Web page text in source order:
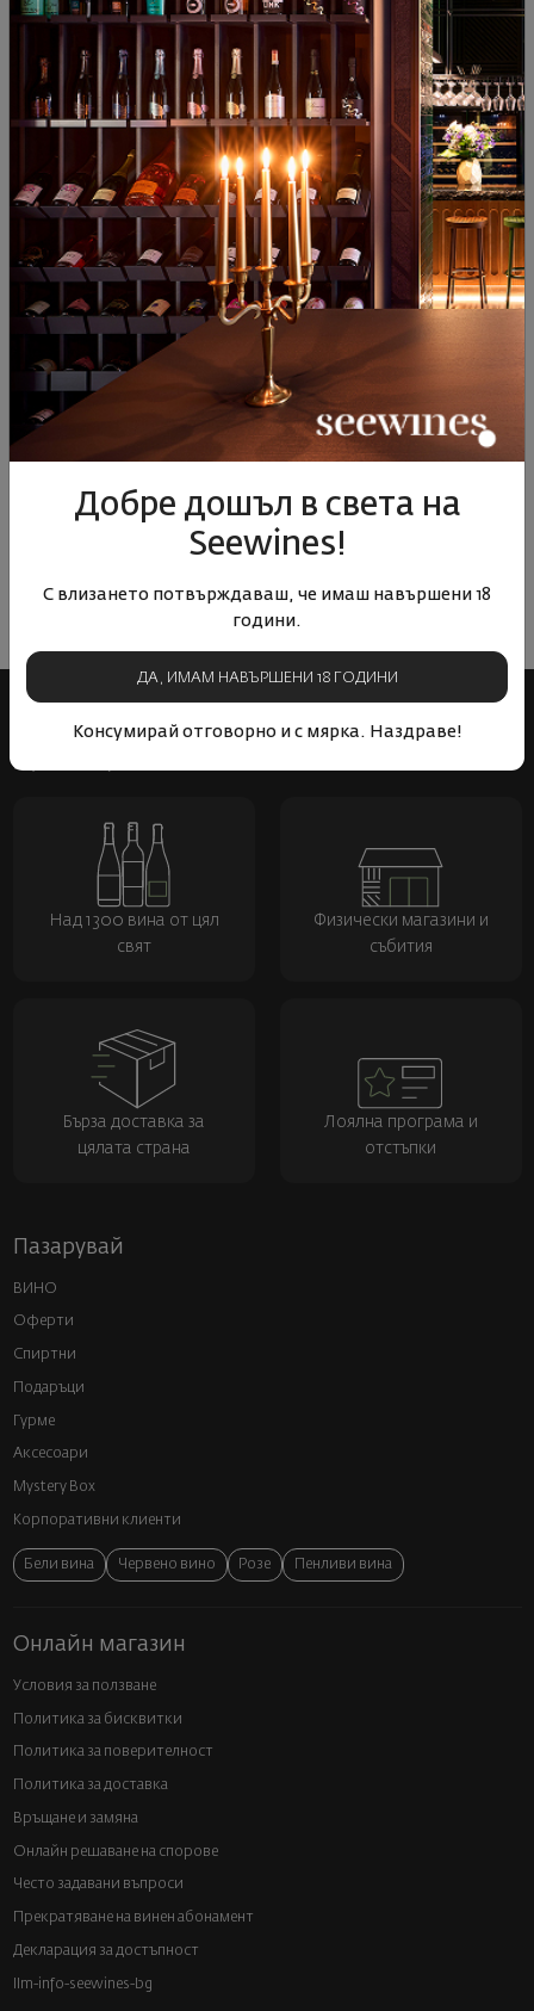
Бонония Истър Шардоне
2023
България Шардоне
16 31
Бонония Фърст Винтидж
Каберне Совиньон 2019
България |
Каберне Совиньон
46 91 73 лв.
Вижте част от българските етикети, наредили се сред
победителите в Конкурсa Decanter World Wine Awards'23.
Добре дошъл в света на
Seewines!
С влизането потвърждаваш, че имаш навършени 18
години.
ДА, ИМАМ НАВЪРШЕНИ 18 ГОДИНИ
Консумирай отговорно и с мярка. Наздраве!
Над 1300 вина от цял
свят
Физически магазини и
събития
Бърза доставка за
цялата страна
Лоялна програма и
отстъпки
Пазарувай
ВИНО
Оферти
Спиртни
Подаръци
Гурме
Аксесоари
Mystery Box
Корпоративни клиенти
Бели вина Червено вино Розе Пенливи вина
Онлайн магазин
Условия за ползване
Политика за бисквитки
Политика за поверителност
Политика за доставка
Връщане и замяна
Онлайн решаване на спорове
Често задавани въпроси
Прекратяване на винен абонамент
Декларация за достъпност
llm-info-seewines-bg